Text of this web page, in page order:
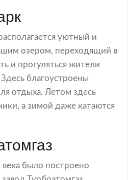
уютный и
озером, переходящий в
и прогуляться жители
благоустроены
отдыха. Летом здесь
а зимой даже катаются
было построено